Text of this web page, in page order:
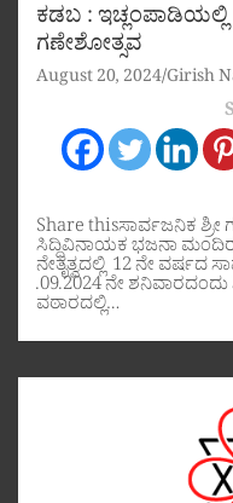
ಕಡಬ : ಇಚ್ಲಂಪಾಡಿಯಲ್ಲಿ
ಗಣೇಶೋತ್ಸವ
August 20, 2024 Girish
Share thisಸಾರ್ವಜನಿಕ ಶ್ರೀ
ಸಿದ್ಧಿವಿನಾಯಕ ಭಜನಾ
ನೇತೃತ್ವದಲ್ಲಿ 12 ನೇ ವರ್ಷದ
.09.2024 ನೇ
ವಠಾರದಲ್ಲಿ…